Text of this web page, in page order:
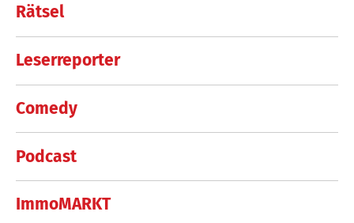
Rätsel
Leserreporter
Comedy
Podcast
ImmoMARKT